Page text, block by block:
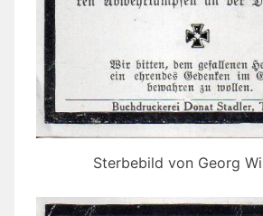
Sterbebild von Georg